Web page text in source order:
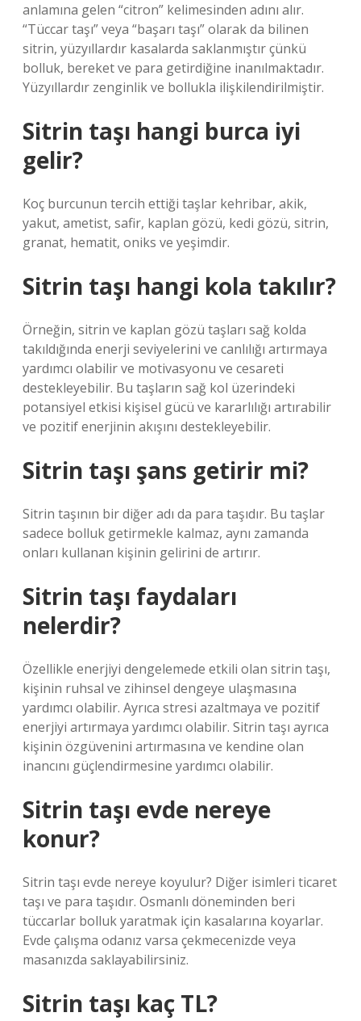
anlamına gelen “citron” kelimesinden adını alır.
“Tüccar taşı” veya “başarı taşı” olarak da bilinen
sitrin, yüzyıllardır kasalarda saklanmıştır çünkü
bolluk, bereket ve para getirdiğine inanılmaktadır.
Yüzyıllardır zenginlik ve bollukla ilişkilendirilmiştir.
Sitrin taşı hangi burca iyi
gelir?
Koç burcunun tercih ettiği taşlar kehribar, akik,
yakut, ametist, safir, kaplan gözü, kedi gözü, sitrin,
granat, hematit, oniks ve yeşimdir.
Sitrin taşı hangi kola takılır?
Örneğin, sitrin ve kaplan gözü taşları sağ kolda
takıldığında enerji seviyelerini ve canlılığı artırmaya
yardımcı olabilir ve motivasyonu ve cesareti
destekleyebilir. Bu taşların sağ kol üzerindeki
potansiyel etkisi kişisel gücü ve kararlılığı artırabilir
ve pozitif enerjinin akışını destekleyebilir.
Sitrin taşı şans getirir mi?
Sitrin taşının bir diğer adı da para taşıdır. Bu taşlar
sadece bolluk getirmekle kalmaz, aynı zamanda
onları kullanan kişinin gelirini de artırır.
Sitrin taşı faydaları
nelerdir?
Özellikle enerjiyi dengelemede etkili olan sitrin taşı,
kişinin ruhsal ve zihinsel dengeye ulaşmasına
yardımcı olabilir. Ayrıca stresi azaltmaya ve pozitif
enerjiyi artırmaya yardımcı olabilir. Sitrin taşı ayrıca
kişinin özgüvenini artırmasına ve kendine olan
inancını güçlendirmesine yardımcı olabilir.
Sitrin taşı evde nereye
konur?
Sitrin taşı evde nereye koyulur? Diğer isimleri ticaret
taşı ve para taşıdır. Osmanlı döneminden beri
tüccarlar bolluk yaratmak için kasalarına koyarlar.
Evde çalışma odanız varsa çekmecenizde veya
masanızda saklayabilirsiniz.
Sitrin taşı kaç TL?